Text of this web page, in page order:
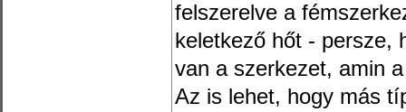
felszerelve a
keletkező hőt - persze,
van a szerkezet, amin
Az is lehet, hogy más